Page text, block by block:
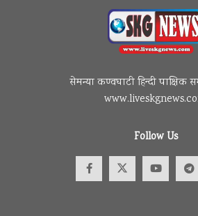
चादर डालकर सरकारी जमीन पर कब्जा
करता है — इस देवभूमि में नहीं चल
सकता। उन्हें विधि व्यवस्था के अनुसार
हटाया गया है और आगे भी हटाया जाएगा।”
उद्देश्य स्पष्ट है — संविधान और विधि
व्यवस्था के तहत ही हर निर्णय लिया
कब्जा या अतिक्रमण बर्दाश्त नहीं किया
सेमन्या कण्वघाटी हिन्दी पाक्षिक
Follow Us